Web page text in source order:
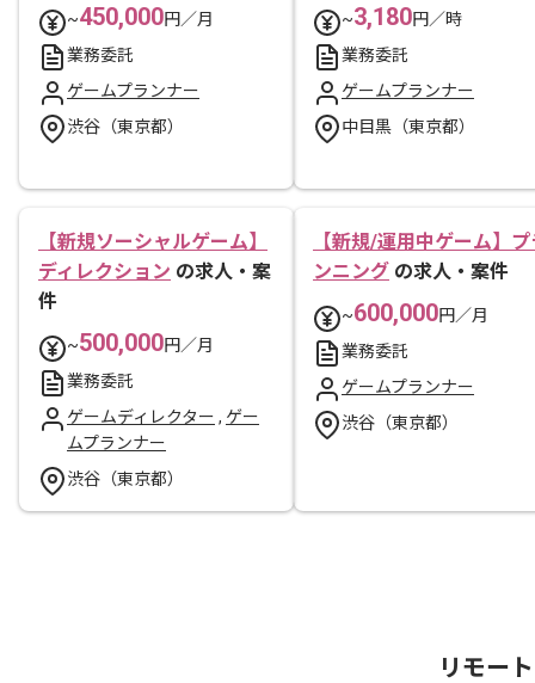
~450,000円／月
業務委託
ゲームプランナー
渋谷（東京都）
~3,180円／時
業務委託
ゲームプランナー
中目黒（東京都）
【新規ソーシャルゲーム】
ディレクション の求人・案
件
~500,000円／月
業務委託
ゲームディレクター , ゲー
ムプランナー
渋谷（東京都）
【新規/運用中ゲーム】プ
ンニング の求人・案件
~600,000円／月
業務委託
ゲームプランナー
渋谷（東京都）
リモー